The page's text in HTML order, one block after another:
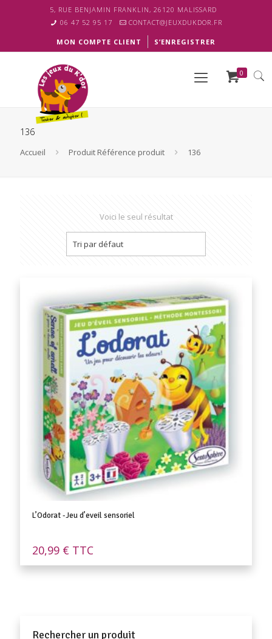
5, RUE BENJAMIN FRANKLIN, 26120 MALISSARD
06 47 52 95 17
CONTACT@JEUXDUKDOR.FR
MON COMPTE CLIENT S’ENREGISTRER
0
136
Accueil Produit Référence produit 136
Voici le seul résultat
L’Odorat -Jeu d’eveil sensoriel
20,99 € TTC
Rechercher un produit